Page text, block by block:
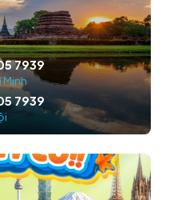
7939
Minh
7939